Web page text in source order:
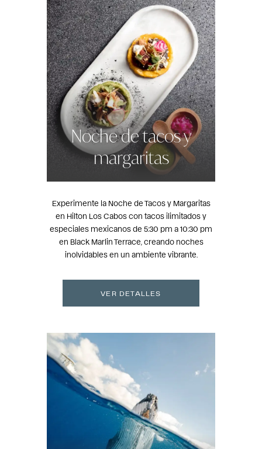
Noche de tacos y
margaritas
Experimente la Noche de Tacos y Margaritas
en Hilton Los Cabos con tacos ilimitados y
especiales mexicanos de 5:30 pm a 10:30 pm
en Black Marlin Terrace, creando noches
inolvidables en un ambiente vibrante.
VER DETALLES